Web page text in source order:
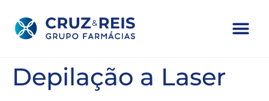
Depilação a Laser